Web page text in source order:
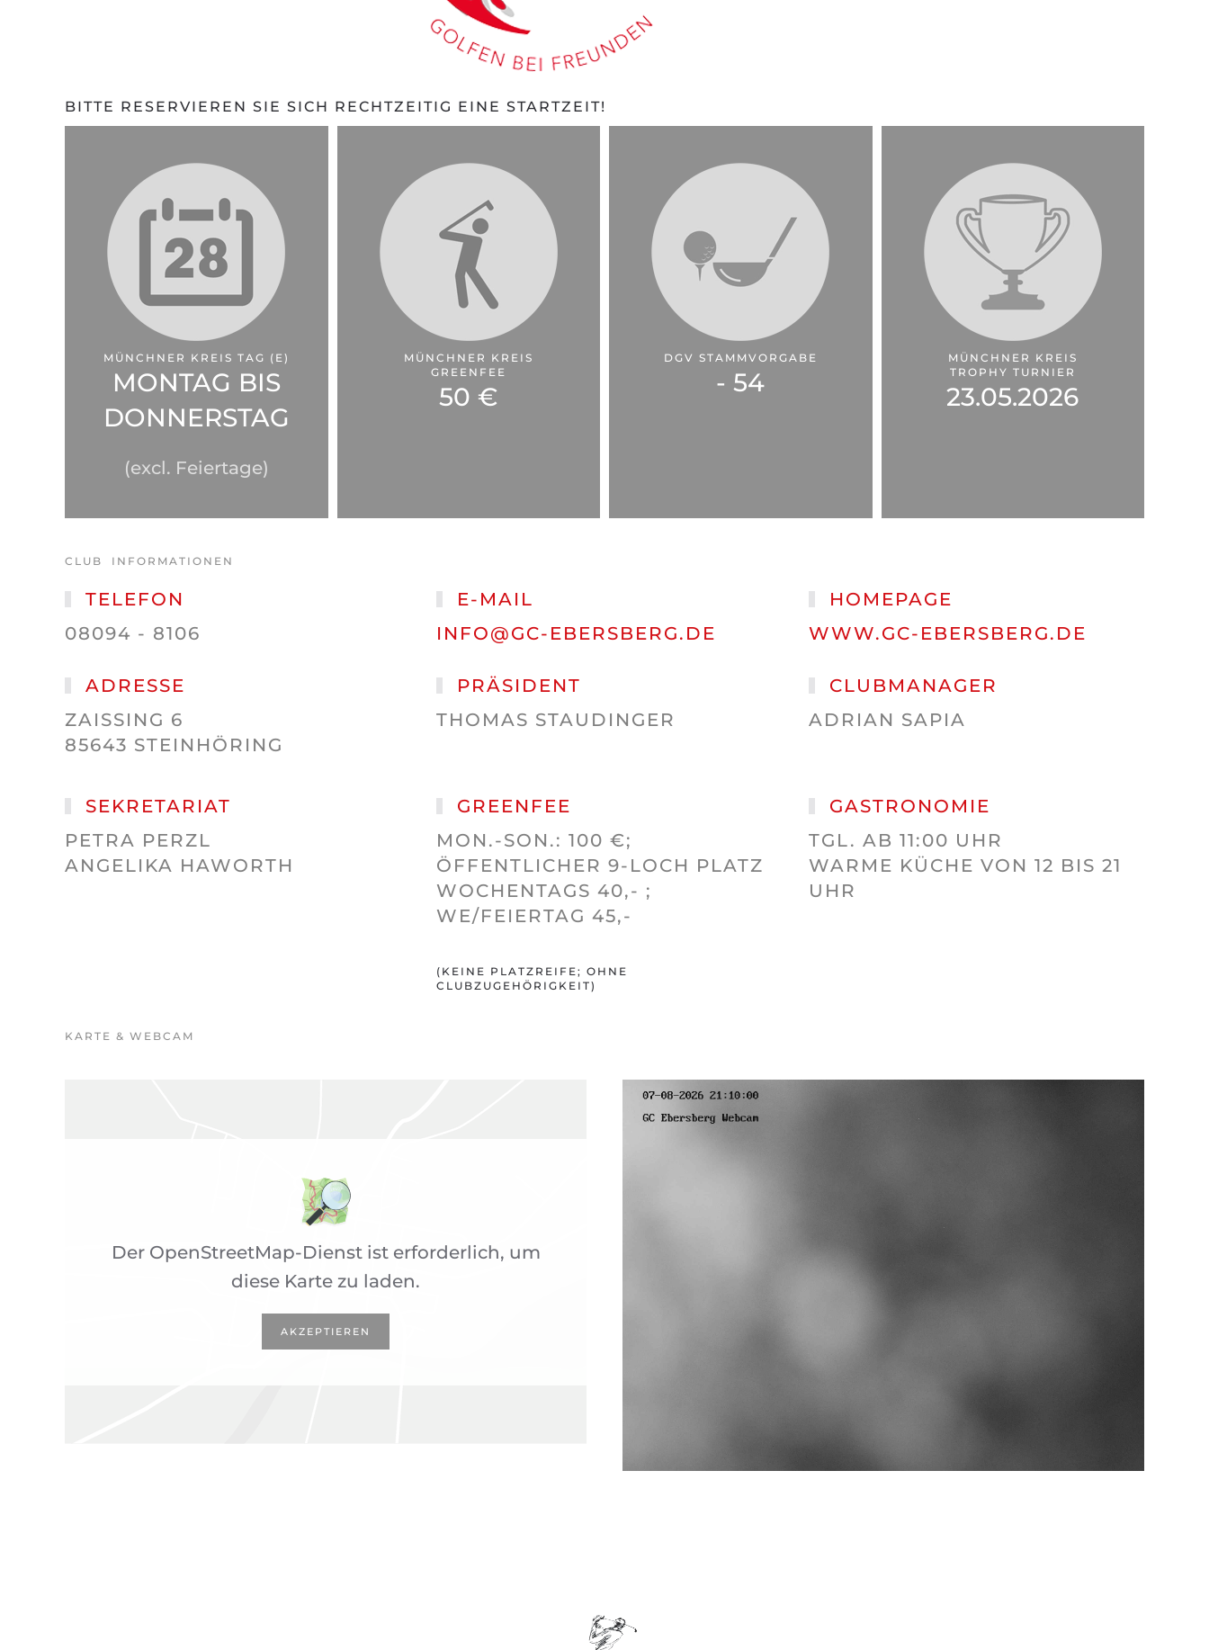
BITTE RESERVIEREN SIE SICH RECHTZEITIG EINE STARTZEIT!
MÜNCHNER KREIS TAG (E)
MONTAG BIS
DONNERSTAG
(excl. Feiertage)
MÜNCHNER KREIS
GREENFEE
50 €
DGV STAMMVORGABE
- 54
MÜNCHNER KREIS
TROPHY TURNIER
23.05.2026
CLUB INFORMATIONEN
TELEFON
08094 - 8106
E-MAIL
INFO@GC-EBERSBERG.DE
HOMEPAGE
WWW.GC-EBERSBERG.DE
ADRESSE
ZAISSING 6
85643 STEINHÖRING
PRÄSIDENT
THOMAS STAUDINGER
CLUBMANAGER
ADRIAN SAPIA
SEKRETARIAT
PETRA PERZL
ANGELIKA HAWORTH
GREENFEE
MON.-SON.: 100 €;
ÖFFENTLICHER 9-LOCH PLATZ
WOCHENTAGS 40,- ;
WE/FEIERTAG 45,-
(KEINE PLATZREIFE; OHNE
CLUBZUGEHÖRIGKEIT)
GASTRONOMIE
TGL. AB 11:00 UHR
WARME KÜCHE VON 12 BIS 21
UHR
KARTE & WEBCAM
Der OpenStreetMap-Dienst ist erforderlich, um
diese Karte zu laden.
AKZEPTIEREN